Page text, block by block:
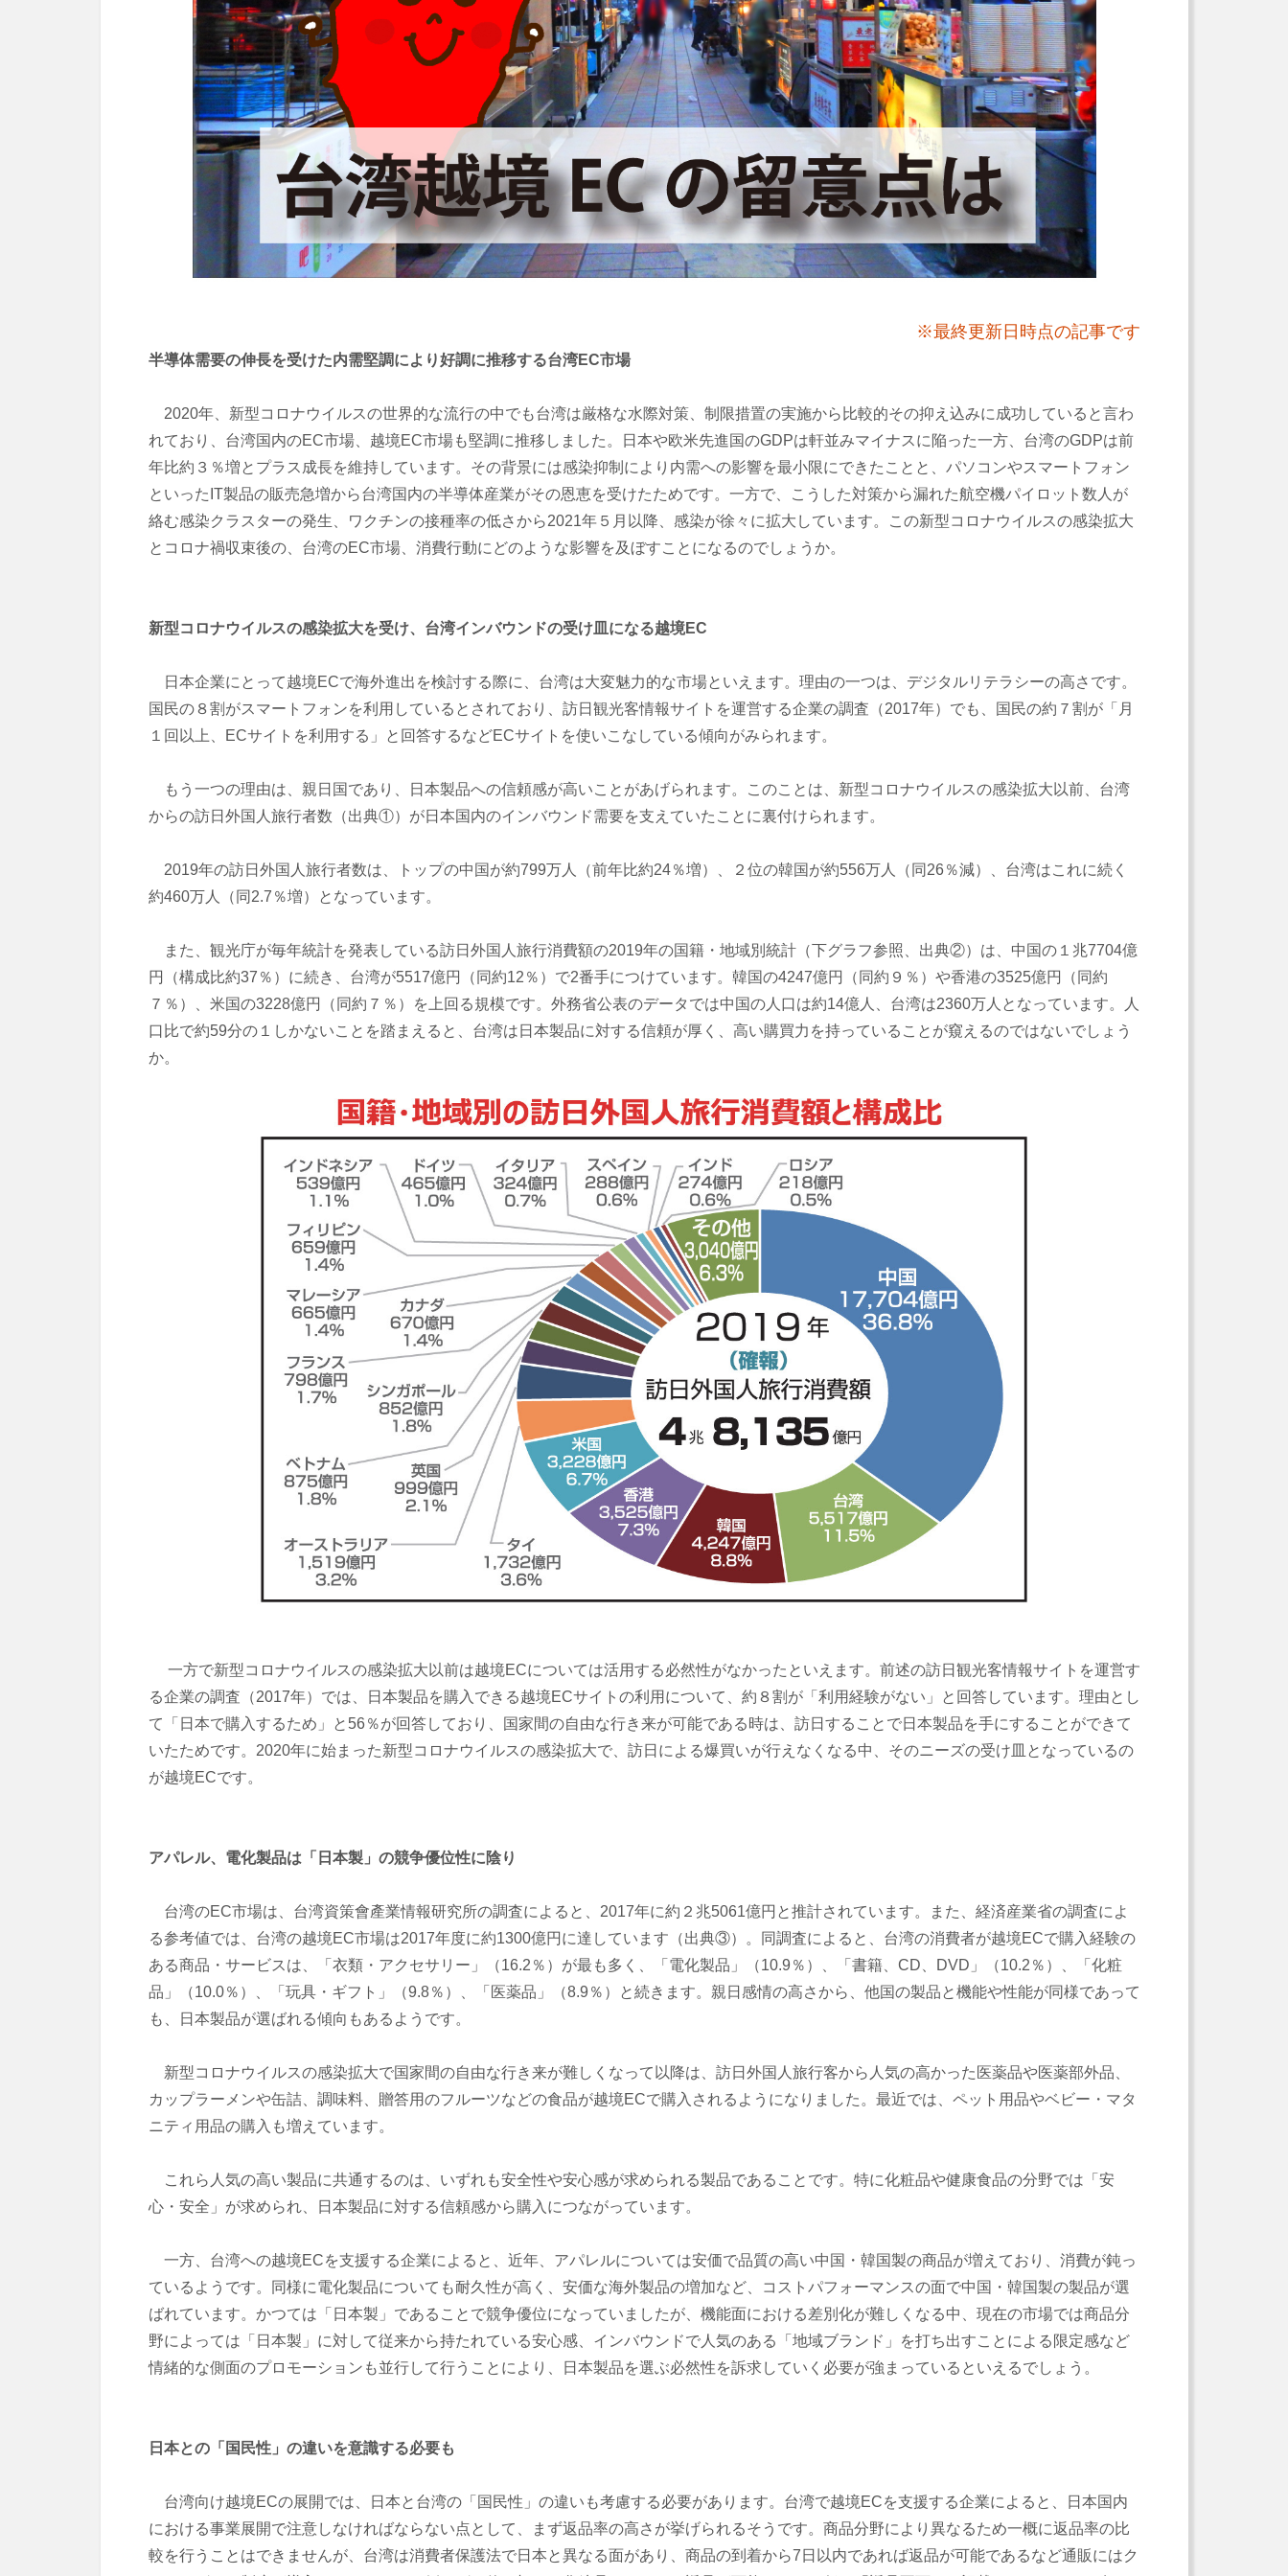
※最終更新日時点の記事です
半導体需要の伸長を受けた内需堅調により好調に推移する台湾EC市場
2020年、新型コロナウイルスの世界的な流行の中でも台湾は厳格な水際対策、制限措置の実施から比較的その抑え込みに成功していると言わ
れており、台湾国内のEC市場、越境EC市場も堅調に推移しました。日本や欧米先進国のGDPは軒並みマイナスに陥った一方、台湾のGDPは前
年比約３％増とプラス成長を維持しています。その背景には感染抑制により内需への影響を最小限にできたことと、パソコンやスマートフォン
といったIT製品の販売急増から台湾国内の半導体産業がその恩恵を受けたためです。一方で、こうした対策から漏れた航空機パイロット数人が
絡む感染クラスターの発生、ワクチンの接種率の低さから2021年５月以降、感染が徐々に拡大しています。この新型コロナウイルスの感染拡大
とコロナ禍収束後の、台湾のEC市場、消費行動にどのような影響を及ぼすことになるのでしょうか。
新型コロナウイルスの感染拡大を受け、台湾インバウンドの受け皿になる越境EC
日本企業にとって越境ECで海外進出を検討する際に、台湾は大変魅力的な市場といえます。理由の一つは、デジタルリテラシーの高さです。
国民の８割がスマートフォンを利用しているとされており、訪日観光客情報サイトを運営する企業の調査（2017年）でも、国民の約７割が「月
１回以上、ECサイトを利用する」と回答するなどECサイトを使いこなしている傾向がみられます。
もう一つの理由は、親日国であり、日本製品への信頼感が高いことがあげられます。このことは、新型コロナウイルスの感染拡大以前、台湾
からの訪日外国人旅行者数（出典①）が日本国内のインバウンド需要を支えていたことに裏付けられます。
2019年の訪日外国人旅行者数は、トップの中国が約799万人（前年比約24％増）、２位の韓国が約556万人（同26％減）、台湾はこれに続く
約460万人（同2.7％増）となっています。
また、観光庁が毎年統計を発表している訪日外国人旅行消費額の2019年の国籍・地域別統計（下グラフ参照、出典②）は、中国の１兆7704億
円（構成比約37％）に続き、台湾が5517億円（同約12％）で2番手につけています。韓国の4247億円（同約９％）や香港の3525億円（同約
７％）、米国の3228億円（同約７％）を上回る規模です。外務省公表のデータでは中国の人口は約14億人、台湾は2360万人となっています。人
口比で約59分の１しかないことを踏まえると、台湾は日本製品に対する信頼が厚く、高い購買力を持っていることが窺えるのではないでしょう
か。
一方で新型コロナウイルスの感染拡大以前は越境ECについては活用する必然性がなかったといえます。前述の訪日観光客情報サイトを運営す
る企業の調査（2017年）では、日本製品を購入できる越境ECサイトの利用について、約８割が「利用経験がない」と回答しています。理由とし
て「日本で購入するため」と56％が回答しており、国家間の自由な行き来が可能である時は、訪日することで日本製品を手にすることができて
いたためです。2020年に始まった新型コロナウイルスの感染拡大で、訪日による爆買いが行えなくなる中、そのニーズの受け皿となっているの
が越境ECです。
アパレル、電化製品は「日本製」の競争優位性に陰り
台湾のEC市場は、台湾資策會產業情報研究所の調査によると、2017年に約２兆5061億円と推計されています。また、経済産業省の調査によ
る参考値では、台湾の越境EC市場は2017年度に約1300億円に達しています（出典③）。同調査によると、台湾の消費者が越境ECで購入経験の
ある商品・サービスは、「衣類・アクセサリー」（16.2％）が最も多く、「電化製品」（10.9％）、「書籍、CD、DVD」（10.2％）、「化粧
品」（10.0％）、「玩具・ギフト」（9.8％）、「医薬品」（8.9％）と続きます。親日感情の高さから、他国の製品と機能や性能が同様であって
も、日本製品が選ばれる傾向もあるようです。
新型コロナウイルスの感染拡大で国家間の自由な行き来が難しくなって以降は、訪日外国人旅行客から人気の高かった医薬品や医薬部外品、
カップラーメンや缶詰、調味料、贈答用のフルーツなどの食品が越境ECで購入されるようになりました。最近では、ペット用品やベビー・マタ
ニティ用品の購入も増えています。
これら人気の高い製品に共通するのは、いずれも安全性や安心感が求められる製品であることです。特に化粧品や健康食品の分野では「安
心・安全」が求められ、日本製品に対する信頼感から購入につながっています。
一方、台湾への越境ECを支援する企業によると、近年、アパレルについては安価で品質の高い中国・韓国製の商品が増えており、消費が鈍っ
ているようです。同様に電化製品についても耐久性が高く、安価な海外製品の増加など、コストパフォーマンスの面で中国・韓国製の製品が選
ばれています。かつては「日本製」であることで競争優位になっていましたが、機能面における差別化が難しくなる中、現在の市場では商品分
野によっては「日本製」に対して従来から持たれている安心感、インバウンドで人気のある「地域ブランド」を打ち出すことによる限定感など
情緒的な側面のプロモーションも並行して行うことにより、日本製品を選ぶ必然性を訴求していく必要が強まっているといえるでしょう。
日本との「国民性」の違いを意識する必要も
台湾向け越境ECの展開では、日本と台湾の「国民性」の違いも考慮する必要があります。台湾で越境ECを支援する企業によると、日本国内
における事業展開で注意しなければならない点として、まず返品率の高さが挙げられるそうです。商品分野により異なるため一概に返品率の比
較を行うことはできませんが、台湾は消費者保護法で日本と異なる面があり、商品の到着から7日以内であれば返品が可能であるなど通販にはク